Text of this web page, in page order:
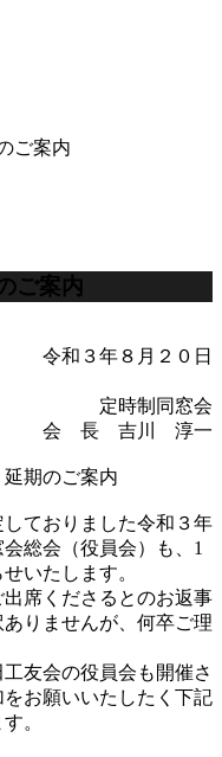
ご案内
ご案内
令和３年８月２０日
定時制同窓会
会 長 吉川 淳一
期のご案内
ておりました令和３年
総会（役員会）も、1
いたします。
席くださるとのお返事
りませんが、何卒ご理
友会の役員会も開催さ
お願いいたしたく下記
。